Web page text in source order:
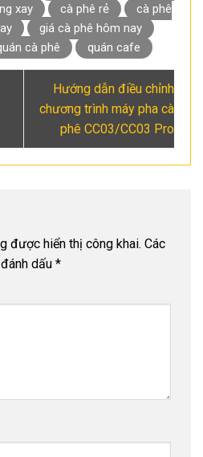
xay cà phê rẻ
cà phê
giá cà phê hôm nay
cà phê quán cafe
Hướng dẫn điều chỉnh
chương trình máy pha cà
phê CC03/CC03 Pro
được hiển thị công khai. Các
dấu *